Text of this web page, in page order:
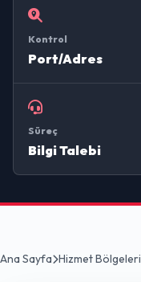
Kontrol
Port/Adres
Süreç
Bilgi Talebi
Ana Sayfa Hizmet Bölgeleri